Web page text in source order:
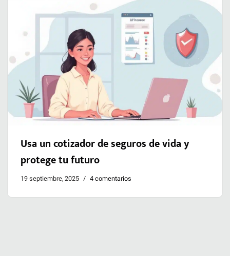
Usa un cotizador de seguros de vida y
protege tu futuro
19 septiembre, 2025 4 comentarios